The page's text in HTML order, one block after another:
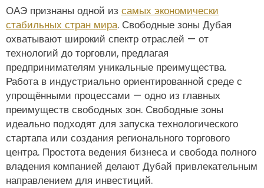
ОАЭ признаны одной из самых экономически
стабильных стран мира. Свободные зоны Дубая
охватывают широкий спектр отраслей — от
технологий до торговли, предлагая
предпринимателям уникальные преимущества.
Работа в индустриально ориентированной среде с
упрощёнными процессами — одно из главных
преимуществ свободных зон. Свободные зоны
идеально подходят для запуска технологического
стартапа или создания регионального торгового
центра. Простота ведения бизнеса и свобода полного
владения компанией делают Дубай привлекательным
направлением для инвестиций.